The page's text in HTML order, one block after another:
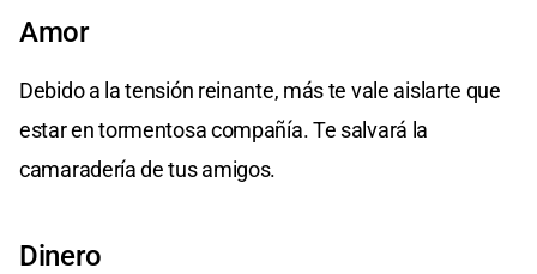
Amor
Debido a la tensión reinante, más te vale aislarte que
estar en tormentosa compañía. Te salvará la
camaradería de tus amigos.
Dinero